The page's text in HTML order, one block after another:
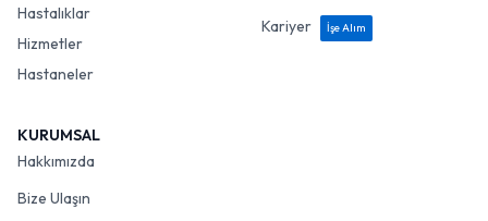
Hastalıklar
Hizmetler
Hastaneler
Kariyer
İşe Alım
KURUMSAL
Hakkımızda
Bize Ulaşın